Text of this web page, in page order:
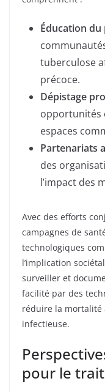
Éducation du
tuberculose
précoce.
Dépistage
opportunités
espaces
Partenariats
des
l’impact des
Avec des efforts
campagnes de
technologiques
l’implication
surveiller et
facilité par des
réduire la mortalité
infectieuse.
pour le